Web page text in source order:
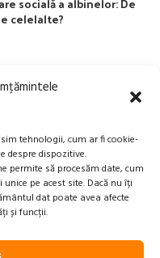
tehnologii, cum ar fi cookie-
despre dispozitive.
permite să procesăm date, cum
pe acest site. Dacă nu îți
dat poate avea afecte
și funcții.
celelalte?